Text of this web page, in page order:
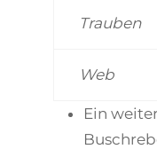
Trauben
Web
Ein